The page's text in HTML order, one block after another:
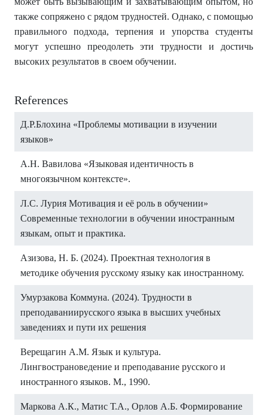
также сопряжено с рядом трудностей. Однако, с помощью
правильного подхода, терпения и упорства студенты
могут успешно преодолеть эти трудности и достичь
высоких результатов в своем обучении.
References
Д.Р.Блохина «Проблемы мотивации в изучении
языков»
А.Н. Вавилова «Языковая идентичность в
многоязычном контексте».
Л.С. Лурия Мотивация и её роль в обучении»
Современные технологии в обучении иностранным
языкам, опыт и практика.
Азизова, Н. Б. (2024). Проектная технология в
методике обучения русскому языку как иностранному.
Умурзакова Коммуна. (2024). Трудности в
преподаваниирусского языка в высших учебных
заведениях и пути их решения
Верещагин А.М. Язык и культура.
Лингвострановедение и преподавание русского и
иностранного языков. М., 1990.
Маркова А.К., Матис Т.А., Орлов А.Б. Формирование